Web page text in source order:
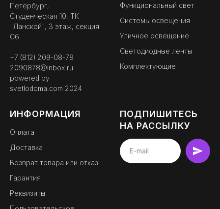
официальный партнер
BEMYLIGHT
Петербург,
Студенческая 10, ТК
"Ланской", 3 этаж, секция
С6
+7 (812) 209-08-78
2090878@inbox.ru
powered by
svetlodoma.com 2024
Функциональный свет
Системы освещения
Уличное освещение
Светодиодные ленты
Комплектующие
ИНФОРМАЦИЯ
Оплата
Доставка
Возврат товара или отказ
Гарантия
Реквизиты
ПОДПИШИТЕСЬ
НА РАССЫЛКУ